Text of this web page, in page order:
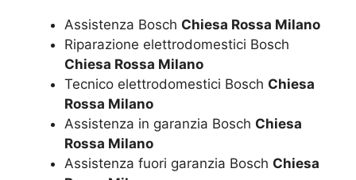
Assistenza Bosch Chiesa Rossa Milano
Riparazione elettrodomestici Bosch
Chiesa Rossa Milano
Tecnico elettrodomestici Bosch Chiesa
Rossa Milano
Assistenza in garanzia Bosch Chiesa
Rossa Milano
Assistenza fuori garanzia Bosch Chiesa